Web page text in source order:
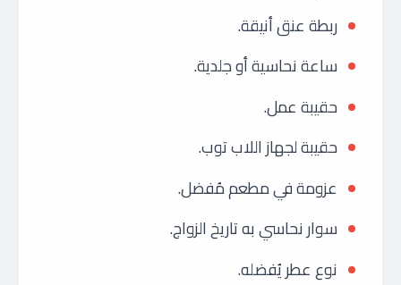
ربطة عنق أنيقة.
ساعة نحاسية أو جلدية.
حقيبة عمل.
حقيبة لجهاز اللاب توب.
عزومة في مطعم مُفضل.
سوار نحاسي به تاريخ الزواج.
نوع عطر يُفضله.